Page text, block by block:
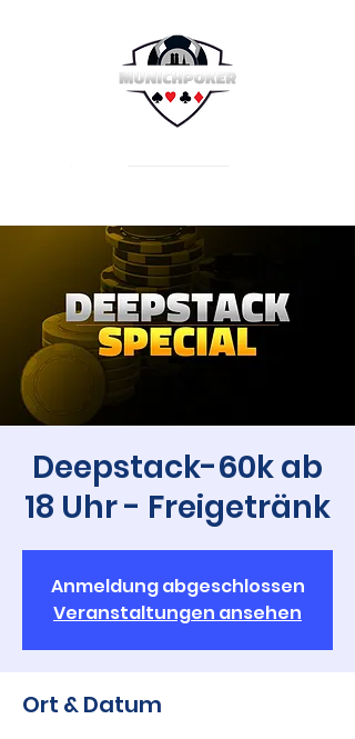
Deepstack-60k ab
18 Uhr - Freigetränk
Anmeldung abgeschlossen
Veranstaltungen ansehen
Ort & Datum